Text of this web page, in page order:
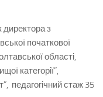
директора з
початкової
області,
категорії”,
педагогічний стаж 35